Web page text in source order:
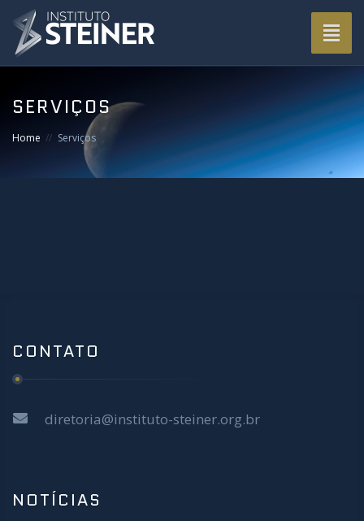
SERVIÇOS
Home Serviços
CONTATO
diretoria@instituto-steiner.org.br
NOTÍCIAS